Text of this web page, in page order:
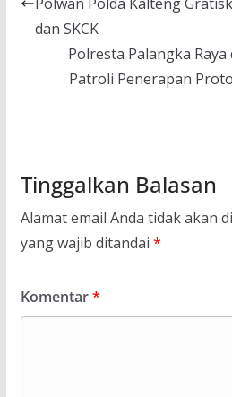
dan SKCK
Polresta Palangka Raya
Patroli Penerapan
Tinggalkan Balasan
Alamat email Anda tidak akan
yang wajib ditandai *
Komentar*